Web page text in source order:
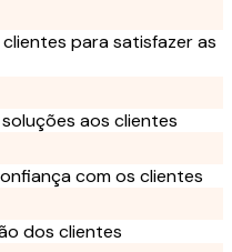
para satisfazer as
aos clientes
com os clientes
dos clientes